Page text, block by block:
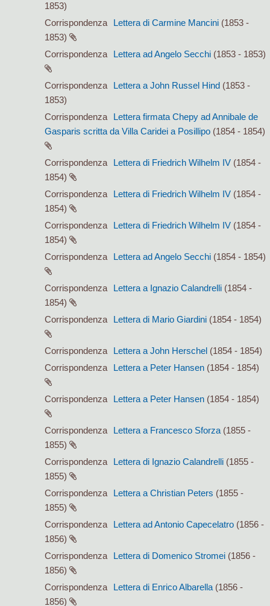
1853)
Corrispondenza
Lettera di Carmine Mancini (1853 -
1853)
Corrispondenza
Lettera ad Angelo Secchi (1853 - 1853)
Corrispondenza Lettera a John Russel Hind (1853 -
1853)
Corrispondenza
Lettera firmata Chepy ad Annibale de
Gasparis scritta da Villa Caridei a Posillipo (1854 - 1854)
Corrispondenza Lettera di Friedrich Wilhelm IV (1854 -
1854)
Corrispondenza
Lettera di Friedrich Wilhelm IV (1854 -
1854)
Corrispondenza
Lettera di Friedrich Wilhelm IV (1854 -
1854)
Corrispondenza
Lettera ad Angelo Secchi (1854 - 1854)
Corrispondenza Lettera a Ignazio Calandrelli (1854 -
1854)
Corrispondenza
Lettera di Mario Giardini (1854 - 1854)
Corrispondenza Lettera a John Herschel (1854 - 1854)
Corrispondenza
Lettera a Peter Hansen (1854 - 1854)
Corrispondenza Lettera a Peter Hansen (1854 - 1854)
Corrispondenza Lettera a Francesco Sforza (1855 -
1855)
Corrispondenza
Lettera di Ignazio Calandrelli (1855 -
1855)
Corrispondenza
Lettera a Christian Peters (1855 -
1855)
Corrispondenza
Lettera ad Antonio Capecelatro (1856 -
1856)
Corrispondenza
Lettera di Domenico Stromei (1856 -
1856)
Corrispondenza
Lettera di Enrico Albarella (1856 -
1856)